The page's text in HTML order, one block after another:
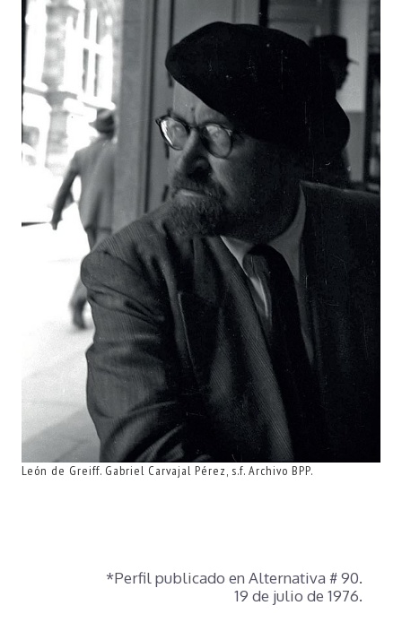
León de Greiff. Gabriel Carvajal Pérez, s.f. Archivo BPP.
*Perfil publicado en Alternativa # 90.
19 de julio de 1976.